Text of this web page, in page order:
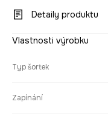
Detaily produktu
Vlastnosti výrobku
Typ šortek
Zapínání